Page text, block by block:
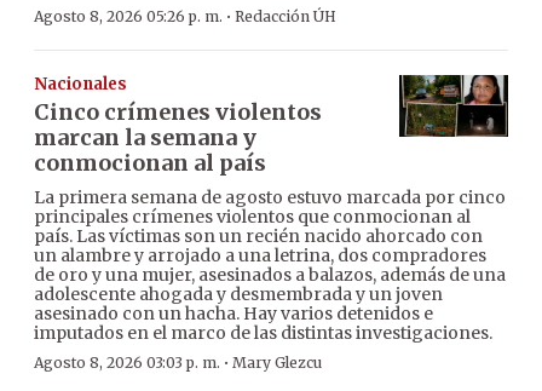
Agosto 8, 2026 05:26 p. m. · Redacción ÚH
Nacionales
Cinco crímenes violentos
marcan la semana y
conmocionan al país
La primera semana de agosto estuvo marcada por cinco
principales crímenes violentos que conmocionan al
país. Las víctimas son un recién nacido ahorcado con
un alambre y arrojado a una letrina, dos compradores
de oro y una mujer, asesinados a balazos, además de una
adolescente ahogada y desmembrada y un joven
asesinado con un hacha. Hay varios detenidos e
imputados en el marco de las distintas investigaciones.
Agosto 8, 2026 03:03 p. m. · Mary Glezcu